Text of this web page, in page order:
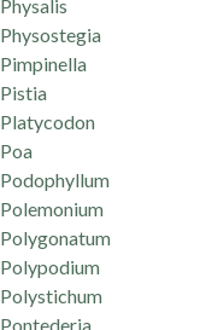
Physalis
Physostegia
Pimpinella
Pistia
Platycodon
Poa
Podophyllum
Polemonium
Polygonatum
Polypodium
Polystichum
Pontederia